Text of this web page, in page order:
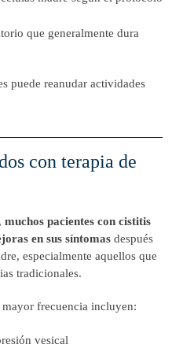
que generalmente dura
puede reanudar actividades
con terapia de
muchos pacientes con cistitis
en sus síntomas después
especialmente aquellos que
tradicionales.
frecuencia incluyen:
vesical